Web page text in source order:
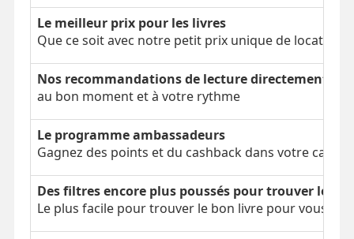
Le meilleur prix pour les livres
Que ce soit avec notre petit prix unique de location
Nos recommandations de lecture directement
au bon moment et à votre rythme
Le programme ambassadeurs
Gagnez des points et du cashback dans votre
Des filtres encore plus poussés pour trouver le
Le plus facile pour trouver le bon livre pour vous